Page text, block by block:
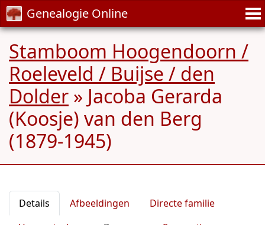
Genealogie Online
Stamboom Hoogendoorn /
Roeleveld / Buijse / den
Dolder » Jacoba Gerarda
(Koosje) van den Berg
(1879-1945)
Details Afbeeldingen
Directe familie